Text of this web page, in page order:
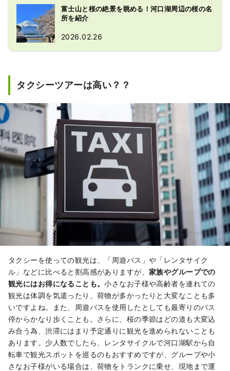
富士山と桜の絶景を眺める！河口湖周辺の桜の名
所を紹介
2026.02.26
タクシーツアーは高い？？
タクシーを使っての観光は、「周遊バス」や「レンタサイク
ル」などに比べると割高感がありますが、 家族やグループでの
観光にはお得になることも。小さなお子様や高齢者を連れての
観光は体調を気遣ったり、荷物が多かったりと大変なことも多
いですよね。また、周遊バスを使用したとしても最寄りのバス
停からかなり歩くことも。さらに、桜の季節はどの道も大変込
み合う為、渋滞にはまり予定通りに観光を進められないことも
あります。少人数でしたら、レンタサイクルで河口湖駅から自
転車で観光スポットを巡るのもおすすめですが、グループや小
さなお子様がいる場合は、荷物をトランクに乗せ、現地まで運